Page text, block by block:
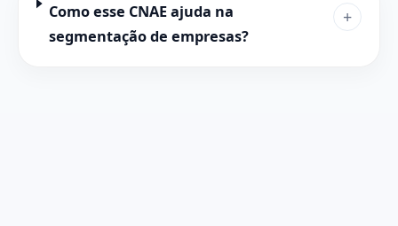
Como esse CNAE ajuda na
segmentação de empresas?
+